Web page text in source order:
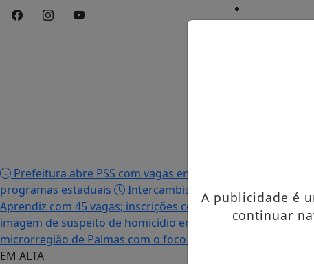
Início/
Prefeitura abre PSS com vagas em seis funções e
programas estaduais
Intercambista palmense comenta
Aprendiz com 45 vagas; inscrições começam nesta terça-
imagem de suspeito de homicídio em Palmas
Após
microrregião de Palmas com o foco no tráfico de drogas
EM ALTA
A publicidade é
continuar